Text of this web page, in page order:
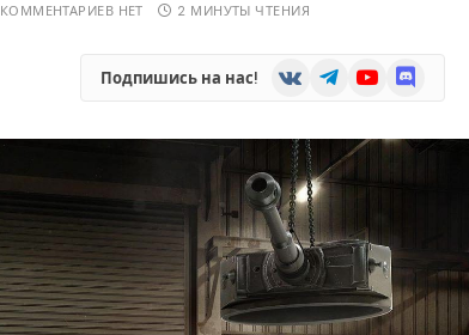
КОММЕНТАРИЕВ НЕТ 2 МИНУТЫ ЧТЕНИЯ
Подпишись на нас! VKontakteTelegramYouTubeDiscord